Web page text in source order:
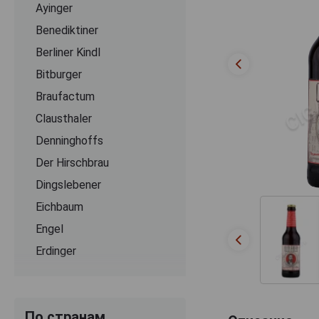
Ayinger
Benediktiner
Berliner Kindl
Bitburger
Braufactum
Clausthaler
Denninghoffs
Der Hirschbrau
Dingslebener
Eichbaum
Engel
Erdinger